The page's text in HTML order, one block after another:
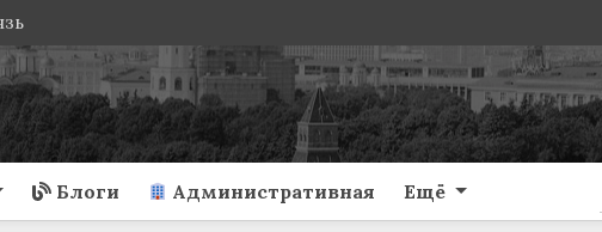
Блоги Административная Ещё